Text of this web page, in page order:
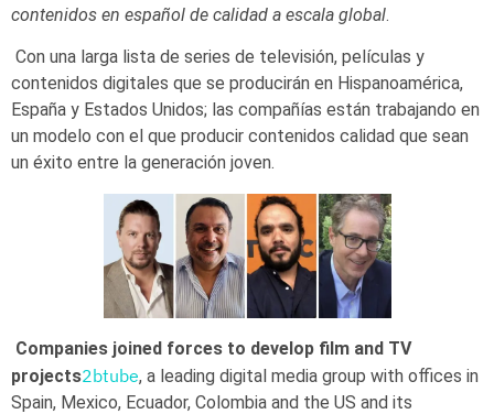
contenidos en español de calidad a escala global.
Con una larga lista de series de televisión, películas y
contenidos digitales que se producirán en Hispanoamérica,
España y Estados Unidos; las compañías están trabajando en
un modelo con el que producir contenidos calidad que sean
un éxito entre la generación joven.
Companies joined forces to develop film and TV
projects2btube, a leading digital media group with offices in
Spain, Mexico, Ecuador, Colombia and the US and its